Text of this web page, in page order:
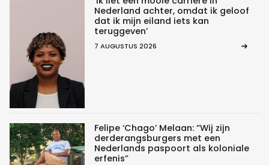
Nederland achter, omdat ik geloof
dat ik mijn eiland iets kan
teruggeven’
7 AUGUSTUS 2026
Felipe ‘Chago’ Melaan: “Wij zijn
derderangsburgers met een
Nederlands paspoort als koloniale
erfenis”